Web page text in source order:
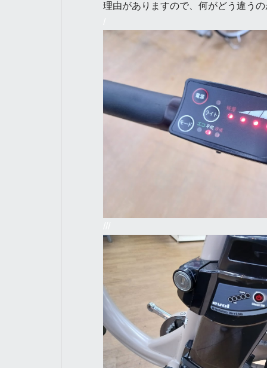
理由がありますので、何がどう違う